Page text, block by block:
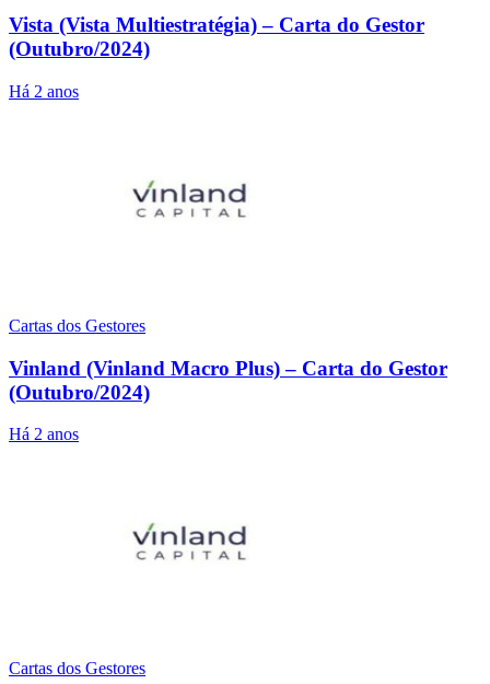
Vista (Vista Multiestratégia) – Carta do Gestor
(Outubro/2024)
Há 2 anos
Cartas dos Gestores
Vinland (Vinland Macro Plus) – Carta do Gestor
(Outubro/2024)
Há 2 anos
Cartas dos Gestores